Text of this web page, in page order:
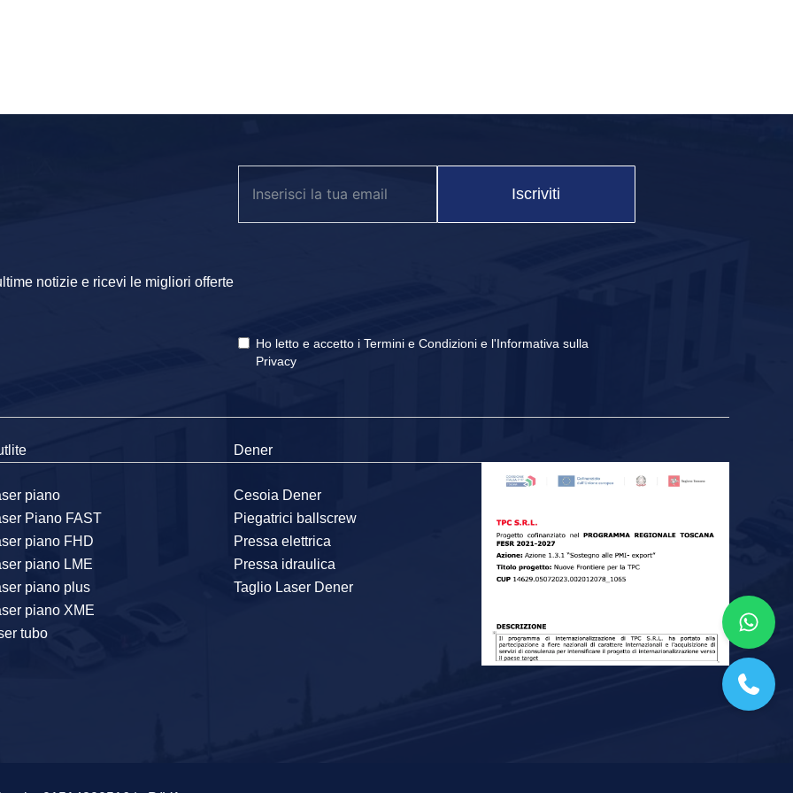
valutare quattro fattori chiave:
i software gestionali aziendali.
le schede tecniche e individuare la tecnologia più adatta alle tue necessità di trasformazione della lamiera.
notizie e ricevi le migliori offerte
Iscriviti
Ho letto e accetto iTermini e Condizioni e l'Informativa sulla
Privacy
piano
Piano FAST
piano FHD
piano LME
piano plus
piano XME
tubo
Dener
Cesoia Dener
Piegatrici ballscrew
Pressa elettrica
Pressa idraulica
Taglio Laser Dener